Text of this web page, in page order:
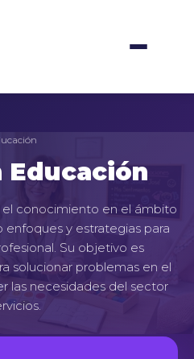
Educación
conocimiento en el ámbito
y estrategias para
Su objetivo es
solucionar problemas en el
las necesidades del sector